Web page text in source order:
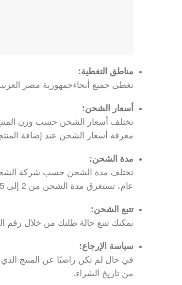
مناطق التغطية:
نغطى جميع أنحاءجمهورية مصر
أسعار الشحن:
تختلف أسعار الشحن حسب وزن المنتج
معرفة أسعار الشحن عند إضافة
مدة الشحن:
تختلف مدة الشحن حسب شركة الشحن
عام، تستغرق مدة الشحن من 2 إلى 5 أيام عمل داخل المملكة العربية السعودية.
تتبع الشحن:
يمكنك تتبع حالة طلبك من خلال رقم
سياسة الإرجاع:
من تاريخ الشراء.